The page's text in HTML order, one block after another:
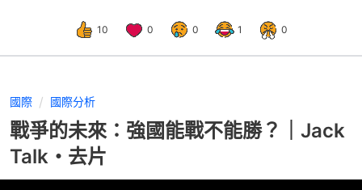
10 0 0 1 0
國際 國際分析
戰爭的未來：強國能戰不能勝？｜Jack
Talk・去片